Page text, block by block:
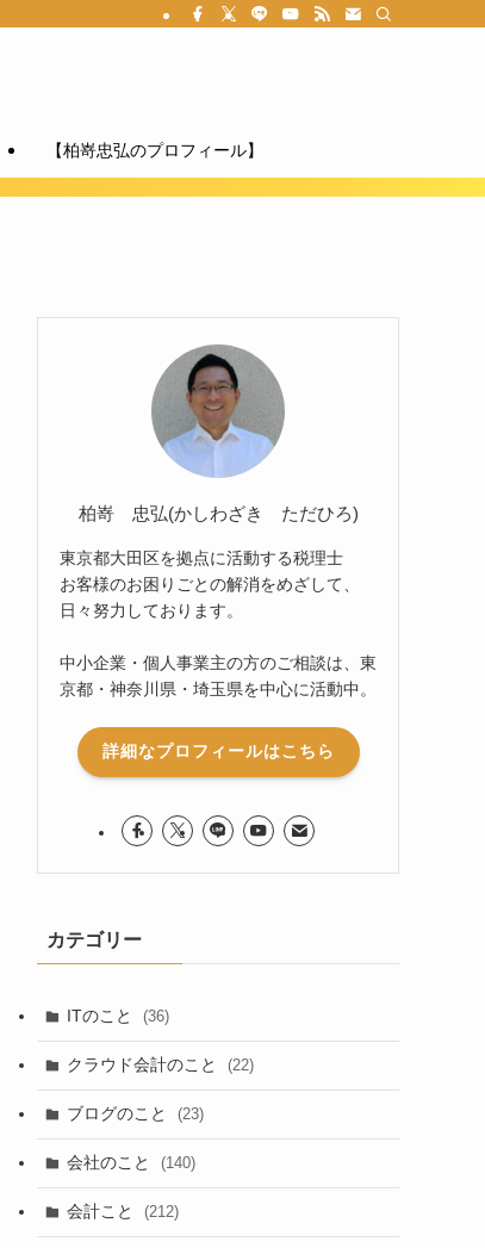
【柏嵜忠弘のプロフィール】
柏嵜 忠弘(かしわざき ただひろ)
東京都大田区を拠点に活動する税理士
お客様のお困りごとの解消をめざして、
日々努力しております。
中小企業・個人事業主の方のご相談は、東
京都・神奈川県・埼玉県を中心に活動中。
詳細なプロフィールはこちら
カテゴリー
ITのこと (36)
クラウド会計のこと (22)
ブログのこと (23)
会社のこと (140)
会計こと (212)